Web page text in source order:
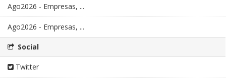
Ago2026 - Empresas, ...
Ago2026 - Empresas, ...
Social
Twitter